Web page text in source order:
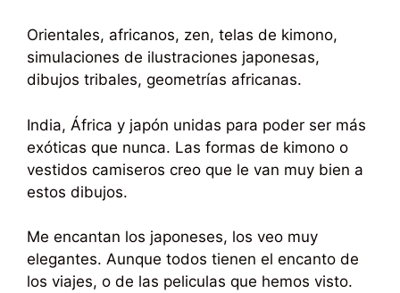
Orientales, africanos, zen, telas de kimono,
simulaciones de ilustraciones japonesas,
dibujos tribales, geometrías africanas.
India, África y japón unidas para poder ser más
exóticas que nunca. Las formas de kimono o
vestidos camiseros creo que le van muy bien a
estos dibujos.
Me encantan los japoneses, los veo muy
elegantes. Aunque todos tienen el encanto de
los viajes, o de las peliculas que hemos visto.